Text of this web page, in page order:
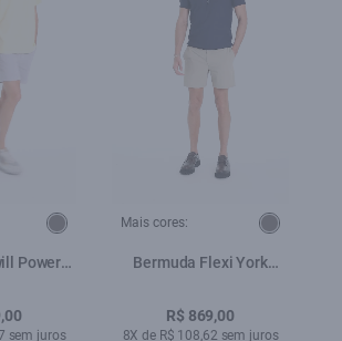
Power
sem juros
Mais cores:
Bermuda Flexi York
R$ 869,00
8X de R$ 108,62 sem juros